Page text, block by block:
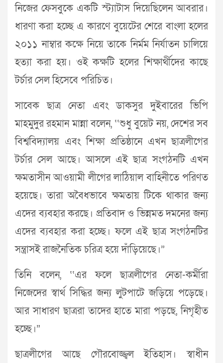
নিজের ফেসবুকে একটি স্ট্যাটাস দিয়েছিলেন আবরার।
ধারণা করা হচ্ছে এ কারণে বুয়েটের শেরে বাংলা হলের
২০১১ নাম্বার কক্ষে নিয়ে তাকে নির্মম নির্যাতন চালিয়ে
হত্যা করা হয়। ওই কক্ষটি হলের শিক্ষার্থীদের কাছে
টর্চার সেল হিসেবে পরিচিত।
সাবেক ছাত্র নেতা এবং ডাকসুর দুইবারের ভিপি
মাহমুদুর রহমান মান্না বলেন, ‘‘শুধু বুয়েট নয়, দেশের সব
বিশ্ববিদ্যালয় এবং শিক্ষা প্রতিষ্ঠানে এখন ছাত্রলীগের
টর্চার সেল আছে। আসলে এই ছাত্র সংগঠনটি এখন
ক্ষমতাসীন আওয়ামী লীগের লাঠিয়াল বাহিনীতে পরিণত
হয়েছে। তারা অবৈধভাবে ক্ষমতায় টিকে থাকার জন্য
এদের ব্যবহার করছে। প্রতিবাদ ও ভিন্নমত দমনের জন্য
এদের ব্যবহার করা হচ্ছে। ফলে এই ছাত্র সংগঠনটির
সন্ত্রাসই রাজনৈতিক চরিত্র হয়ে দাঁড়িয়েছে।”
তিনি বলেন, ‘‘এর ফলে ছাত্রলীগের নেতা-কর্মীরা
নিজেদের স্বার্থ সিদ্ধির জন্য লুটপাটে জড়িয়ে পড়েছে।
আর সাধারণ ছাত্ররা তাদের হাতে মারা পড়ছে, নিগৃহীত
হচ্ছে।”
ছাত্রলীগের আছে গৌরবোজ্জ্বল ইতিহাস। স্বাধীন